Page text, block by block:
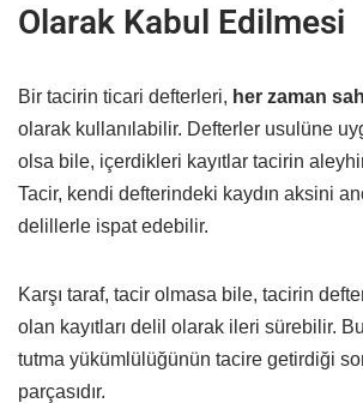
Olarak Kabul Edilmesi
Bir tacirin ticari defterleri, her zaman
olarak kullanılabilir. Defterler usulüne
olsa bile, içerdikleri kayıtlar tacirin
Tacir, kendi defterindeki kaydın aksini
delillerle ispat edebilir.
Karşı taraf, tacir olmasa bile, tacirin
olan kayıtları delil olarak ileri sürebilir.
tutma yükümlülüğünün tacire getirdiği
parçasıdır.